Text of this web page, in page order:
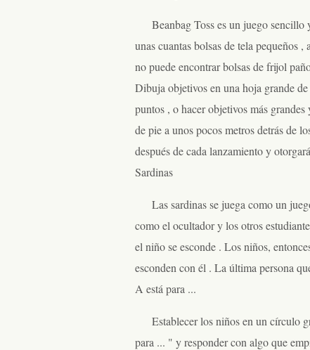
Beanbag Toss es un juego sencillo
unas cuantas bolsas de tela pequeños
no puede encontrar bolsas de frijol
Dibuja objetivos en una hoja grande
puntos , o hacer objetivos más
de pie a unos pocos metros detrás de
después de cada lanzamiento y
Sardinas
Las sardinas se juega como un
como el ocultador y los otros
el niño se esconde . Los niños,
esconden con él . La última persona
A está para ...
Establecer los niños en un círculo
para ... " y responder con algo que